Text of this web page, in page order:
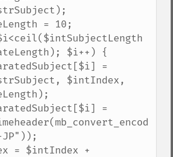
= 10;
$i++) {
$intIndex,
JP"));